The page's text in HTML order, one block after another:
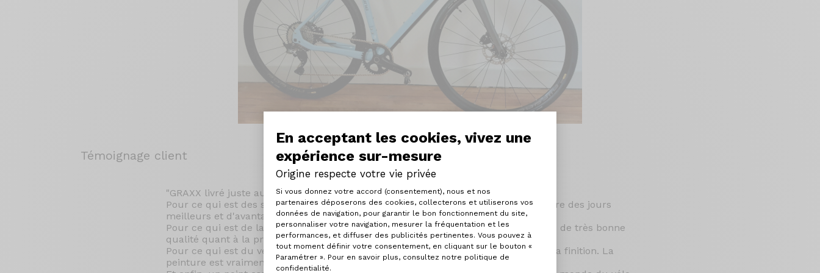
En acceptant les cookies, vivez une
expérience sur-mesure
Origine respecte votre vie privée
Plateforme de Gestion du Consentement : Personnalisez vos Options
Si vous donnez votre accord (consentement), nous et nos
partenaires déposerons des cookies, collecterons et utiliserons vos
données de navigation, pour garantir le bon fonctionnement du site,
personnaliser votre navigation, mesurer la fréquentation et les
performances, et diffuser des publicités pertinentes. Vous pouvez à
tout moment définir votre consentement, en cliquant sur le bouton «
Paramétrer ». Pour en savoir plus, consultez notre politique de
confidentialité.
Axeptio consent
Témoignage client
"GRAXX livré juste au début du confinement.‌
Pour ce qui est des sensations à son cintre, désolé mais il faudra surement attendre des jours
meilleurs et d'avantage propices aux escapades sur nos chemins.
Pour ce qui est de la livraison, RAS, délais respectés, sérieux du livreur, emballage de très bonne
qualité quant à la protection du vélo.
Pour ce qui est du vélo, à noter la qualité de l'assemblage ainsi que la qualité de la finition. La
peinture est vraiment de très bonne facture.